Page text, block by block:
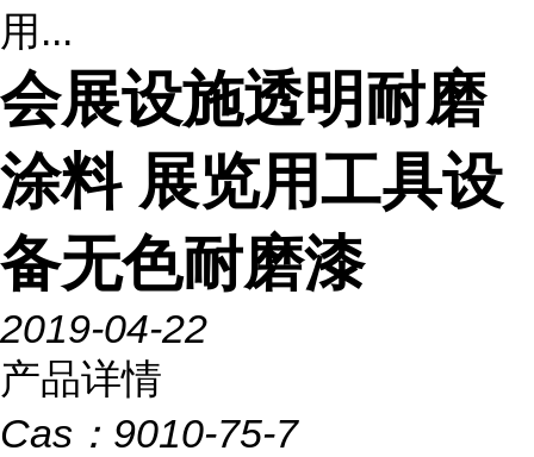
用...
会展设施透明耐磨
涂料 展览用工具设
备无色耐磨漆
2019-04-22
产品详情
Cas： 9010-75-7